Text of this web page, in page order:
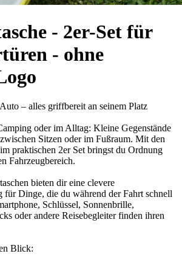
- 2er-Set für
- ohne
– alles griffbereit an seinem Platz
oder im Alltag: Kleine Gegenstände
Sitzen oder im Fußraum. Mit den
praktischen 2er Set bringst du Ordnung
Fahrzeugbereich.
bieten dir eine clevere
für Dinge, die du während der Fahrt schnell
Schlüssel, Sonnenbrille,
oder andere Reisebegleiter finden ihren
Blick: